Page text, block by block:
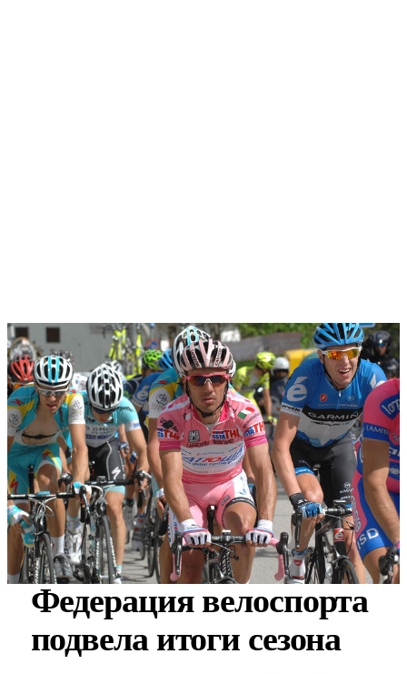
Федерация велоспорта
подвела итоги сезона